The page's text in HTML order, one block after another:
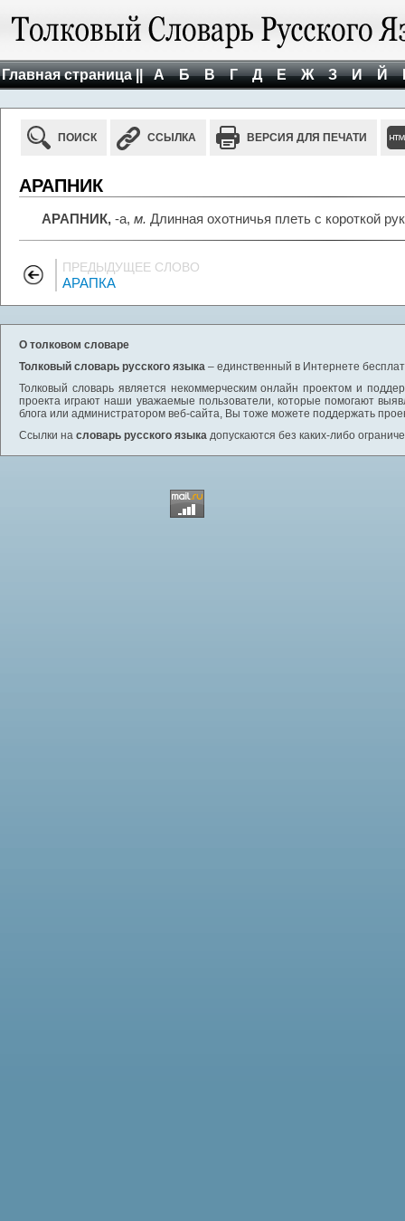
Главная страница || А Б В Г Д Е Ж З И Й
ПОИСК ССЫЛКА ВЕРСИЯ ДЛЯ ПЕЧАТИ
АРАПНИК
АРАПНИК, -а, м. Длинная охотничья плеть с короткой
ПРЕДЫДУЩЕЕ СЛОВО
АРАПКА
О толковом словаре
Толковый словарь русского языка – единственный в Интернете
Толковый словарь является некоммерческим онлайн проектом и
проекта играют наши уважаемые пользователи, которые помогают
блога или администратором веб-сайта, Вы тоже можете поддержать
Ссылки на словарь русского языка допускаются без каких-либо